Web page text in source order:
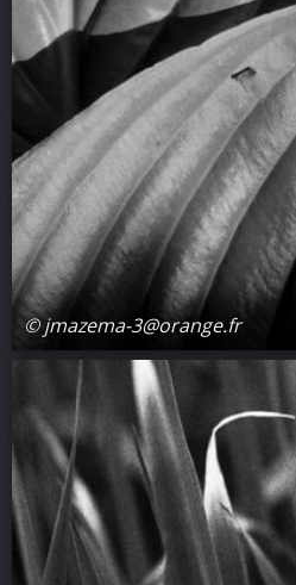
© jmazema-3@orange.fr